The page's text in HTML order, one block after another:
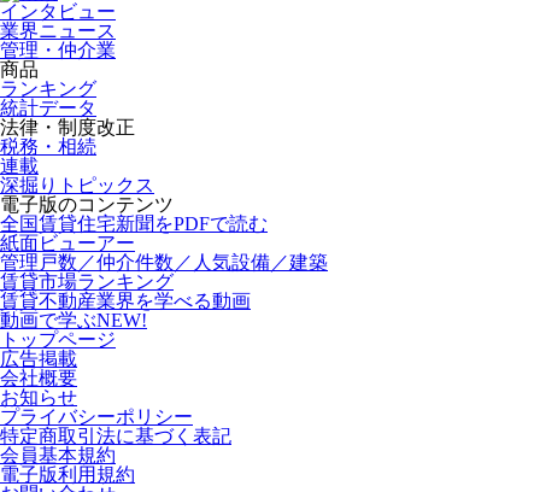
インタビュー
業界ニュース
管理・仲介業
商品
ランキング
統計データ
法律・制度改正
税務・相続
連載
深掘りトピックス
電子版のコンテンツ
全国賃貸住宅新聞をPDFで読む
紙面ビューアー
管理戸数／仲介件数／人気設備／建築
賃貸市場ランキング
賃貸不動産業界を学べる動画
動画で学ぶNEW!
トップページ
広告掲載
会社概要
お知らせ
プライバシーポリシー
特定商取引法に基づく表記
会員基本規約
電子版利用規約